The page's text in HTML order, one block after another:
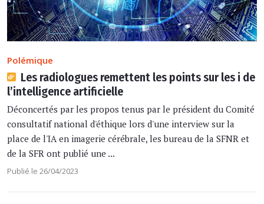
Polémique
Les radiologues remettent les points sur les i de
l’intelligence artificielle
Déconcertés par les propos tenus par le président du Comité
consultatif national d'éthique lors d'une interview sur la
place de l'IA en imagerie cérébrale, les bureau de la SFNR et
de la SFR ont publié une ...
Publié le 26/04/2023